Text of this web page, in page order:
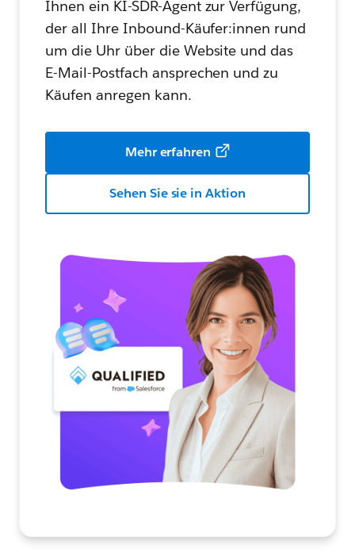
Ihnen ein KI-SDR-Agent zur Verfügung,
der all Ihre Inbound-Käufer:innen rund
um die Uhr über die Website und das
E-Mail-Postfach ansprechen und zu
Käufen anregen kann.
Mehr erfahren
Sehen Sie sie in Aktion